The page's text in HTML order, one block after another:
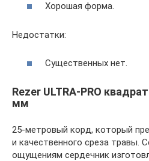
Хорошая форма.
Недостатки:
Существенных нет.
Rezer ULTRA-PRO
мм
25-метровый корд, который
и качественного среза травы.
ощущениям сердечник